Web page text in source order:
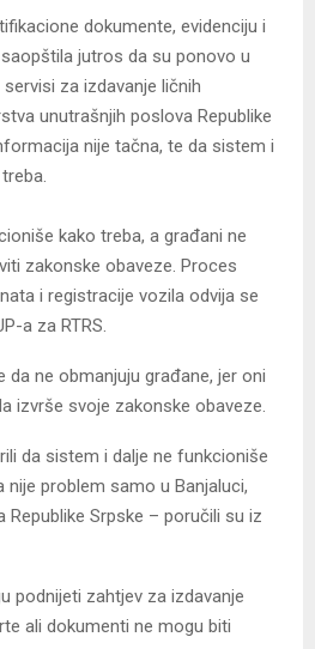
dokumente, evidenciju i
jutros da su ponovo u
za izdavanje ličnih
unutrašnjih poslova Republike
nije tačna, te da sistem i
kako treba, a građani ne
zakonske obaveze. Proces
i registracije vozila odvija se
a za RTRS.
da ne obmanjuju građane, jer oni
izvrše svoje zakonske obaveze.
da sistem i dalje ne funkcioniše
nije problem samo u Banjaluci,
Republike Srpske – poručili su iz
podnijeti zahtjev za izdavanje
ali dokumenti ne mogu biti